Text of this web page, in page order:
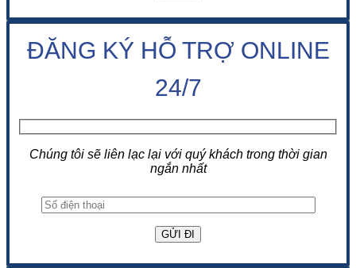
ĐĂNG KÝ HỖ TRỢ ONLINE
24/7
Chúng tôi sẽ liên lạc lại với quý khách trong thời gian
ngắn nhất